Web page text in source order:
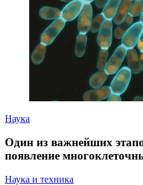
Наука
Один из важнейших
появление
Наука и техника